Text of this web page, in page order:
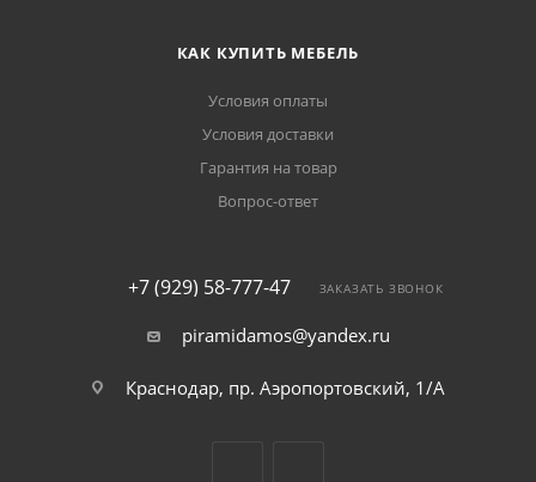
КАК КУПИТЬ МЕБЕЛЬ
Условия оплаты
Условия доставки
Гарантия на товар
Вопрос-ответ
+7 (929) 58-777-47 ЗАКАЗАТЬ ЗВОНОК
piramidamos@yandex.ru
Краснодар, пр. Аэропортовский, 1/А